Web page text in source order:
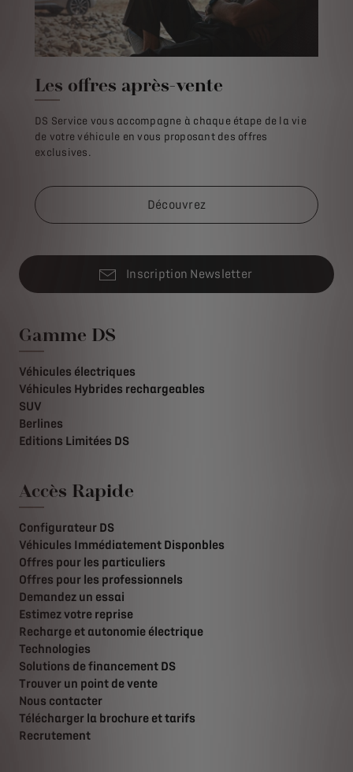
Les offres après-vente
DS Service vous accompagne à chaque étape de la vie
de votre véhicule en vous proposant des offres
exclusives.
Découvrez
Inscription Newsletter
Gamme DS
Véhicules électriques
Véhicules Hybrides rechargeables
SUV
Berlines
Editions Limitées DS
Accès Rapide
Configurateur DS
Véhicules Immédiatement Disponbles
Offres pour les particuliers
Offres pour les professionnels
Demandez un essai
Estimez votre reprise
Recharge et autonomie électrique
Technologies
Solutions de financement DS
Trouver un point de vente
Nous contacter
Télécharger la brochure et tarifs
Recrutement